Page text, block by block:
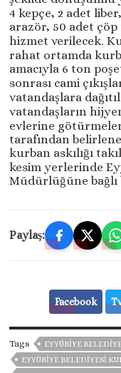
4 kepçe, 2 adet
arazör, 50 adet
hizmet verilecek.
rahat ortamda
amacıyla 6 ton
sonrası cami
vatandaşlara
vatandaşların
evlerine
tarafından
kurban askılığı
kesim yerlerinde
Müdürlüğüne
Paylaş:
Facebook
Tags
EYYÜBİYE
EYYÜBİYE BELEDİYESİ